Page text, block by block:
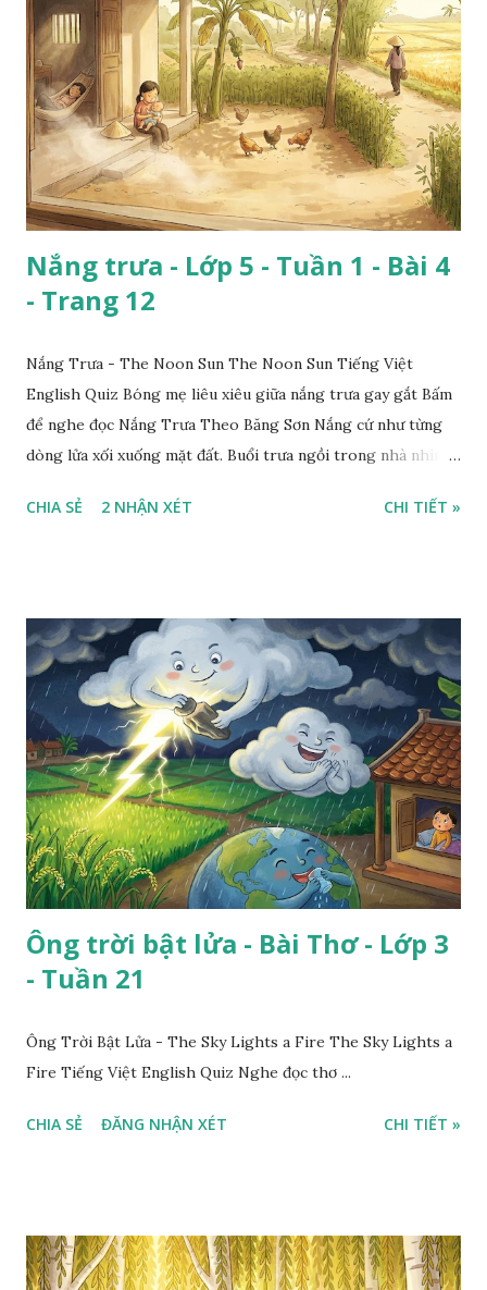
Nắng trưa - Lớp 5 - Tuần 1 - Bài 4
- Trang 12
Nắng Trưa - The Noon Sun The Noon Sun Tiếng Việt
English Quiz Bóng mẹ liêu xiêu giữa nắng trưa gay gắt Bấm
để nghe đọc Nắng Trưa Theo Băng Sơn Nắng cứ như từng
dòng lửa xối xuống mặt đất. Buổi trưa ngồi trong nhà nhìn
CHIA SẺ 2 NHẬN XÉT CHI TIẾT »
Ông trời bật lửa - Bài Thơ - Lớp 3
- Tuần 21
Ông Trời Bật Lửa - The Sky Lights a Fire The Sky Lights a
Fire Tiếng Việt English Quiz Nghe đọc thơ ...
CHIA SẺ ĐĂNG NHẬN XÉT CHI TIẾT »